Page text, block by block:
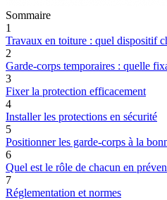
Sommaire
1
Travaux en toiture : quel dispositif
2
Garde-corps temporaires : quelle
3
Fixer la protection efficacement
4
Installer les protections en sécurité
5
Positionner les garde-corps à la
6
Quel est le rôle de chacun en
7
Réglementation et normes